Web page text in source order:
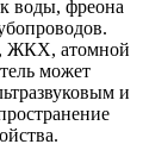
воды, фреона
ЖКХ, атомной
может
и